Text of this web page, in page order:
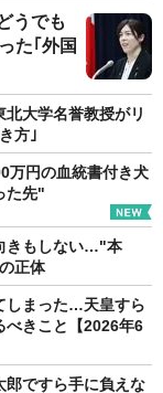
うでも
た｢外国
大学名誉教授がリ
方｣
万円の血統書付き犬
た先"
きもしない…"本
正体
しまった…天皇すら
べきこと【2026年6
ですら手に負えな